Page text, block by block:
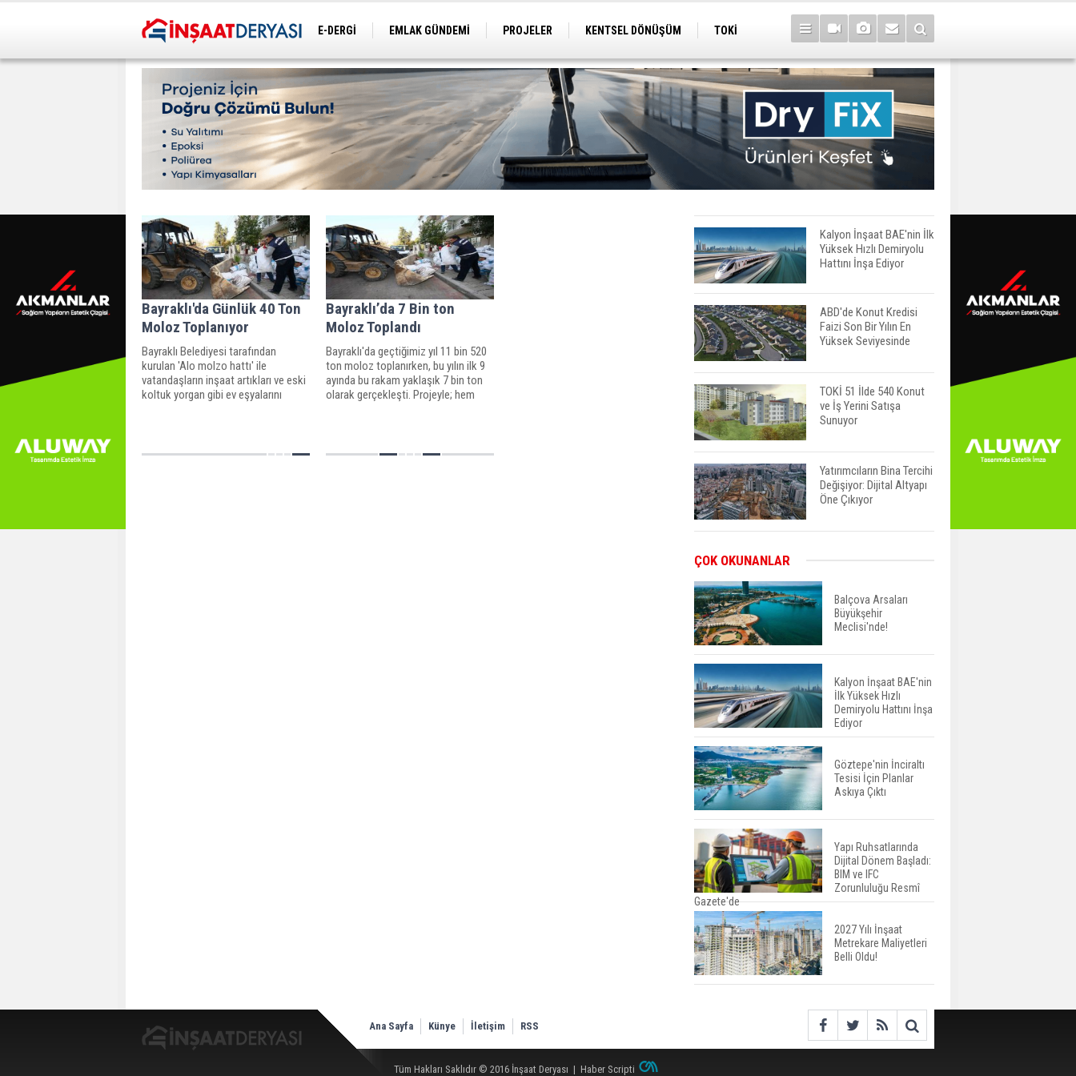
E-DERGİ EMLAK GÜNDEMİ PROJELER KENTSEL DÖNÜŞÜM
TOKİ
Bayraklı'da Günlük 40 Ton
Moloz Toplanıyor
Bayraklı Belediyesi tarafından
kurulan 'Alo molzo hattı' ile
vatandaşların inşaat artıkları ve eski
koltuk yorgan gibi ev eşyalarını
topladı.
Bayraklı’da 7 Bin ton
Moloz Toplandı
Bayraklı'da geçtiğimiz yıl 11 bin 520
ton moloz toplanırken, bu yılın ilk 9
ayında bu rakam yaklaşık 7 bin ton
olarak gerçekleşti. Projeyle; hem
Kalyon İnşaat BAE'nin İlk
Yüksek Hızlı Demiryolu
Hattını İnşa Ediyor
ABD'de Konut Kredisi
Faizi Son Bir Yılın En
Yüksek Seviyesinde
TOKİ 51 İlde 540 Konut
ve İş Yerini Satışa
Sunuyor
Yatırımcıların Bina Tercihi
Değişiyor: Dijital Altyapı
Öne Çıkıyor
Düşürür Mü?
İkinci El Konut Fiyatları
İspanya'da Bir Yılda
Yüzde 16,2 Arttı
Konut Satışları Güçlü
Seyrini Korudu Yabancıya
Satış Geriledi
ABD'de İnşaat
Harcamaları Geriledi
Tercih Döneminde
Barınma Telaşı Başladı
Aileden Miras Kalan Ev
Nasıl Satılır?
ÇOK OKUNANLAR
Balçova Arsaları
Büyükşehir
Meclisi'nde!
Kalyon İnşaat BAE'nin
İlk Yüksek Hızlı
Demiryolu Hattını İnşa
Ediyor
Göztepe'nin İnciraltı
Tesisi İçin Planlar
Askıya Çıktı
Yapı Ruhsatlarında
Dijital Dönem Başladı:
BIM ve IFC
Zorunluluğu Resmî
Gazete'de
2027 Yılı İnşaat
Metrekare Maliyetleri
Belli Oldu!
Ana Sayfa Künye İletişim RSS
Tüm Hakları Saklıdır © 2016 İnşaat Deryası | Haber Scripti